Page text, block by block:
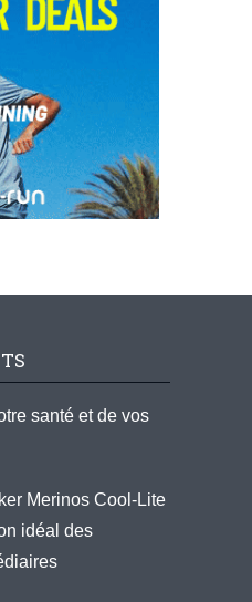
santé et de vos
Merinos Cool-Lite
idéal des